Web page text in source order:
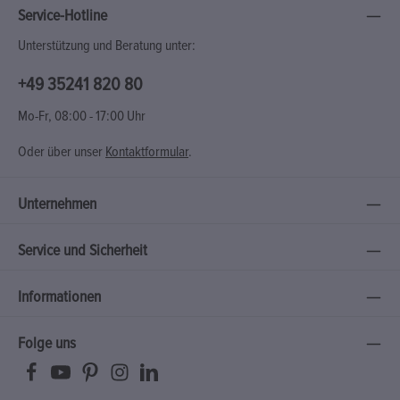
Service-Hotline
Unterstützung und Beratung unter:
+49 35241 820 80
Mo-Fr, 08:00 - 17:00 Uhr
Oder über unser Kontaktformular.
Unternehmen
Service und Sicherheit
Informationen
Folge uns